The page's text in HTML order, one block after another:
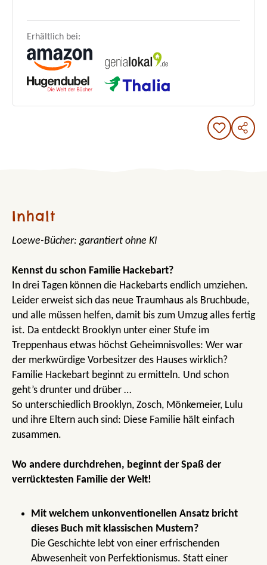
Erhältlich bei:
Inhalt
Loewe-Bücher: garantiert ohne KI
Kennst du schon Familie Hackebart?
In drei Tagen können die Hackebarts endlich umziehen.
Leider erweist sich das neue Traumhaus als Bruchbude,
und alle müssen helfen, damit bis zum Umzug alles fertig
ist. Da entdeckt Brooklyn unter einer Stufe im
Treppenhaus etwas höchst Geheimnisvolles: Wer war
der merkwürdige Vorbesitzer des Hauses wirklich?
Familie Hackebart beginnt zu ermitteln. Und schon
geht’s drunter und drüber …
So unterschiedlich Brooklyn, Zosch, Mönkemeier, Lulu
und ihre Eltern auch sind: Diese Familie hält einfach
zusammen.
Wo andere durchdrehen, beginnt der Spaß der
verrücktesten Familie der Welt!
Mit welchem unkonventionellen Ansatz bricht
dieses Buch mit klassischen Mustern?
Die Geschichte lebt von einer erfrischenden
Abwesenheit von Perfektionismus. Statt einer